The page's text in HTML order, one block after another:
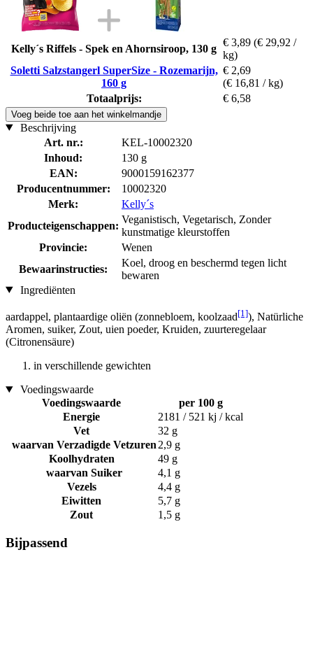
Kelly´s Riffels - Spek en Ahornsiroop, 130 g
€ 3,89 (€ 29,92 /
kg)
Soletti Salzstangerl SuperSize - Rozemarijn,
160 g
€ 2,69
(€ 16,81 / kg)
Totaalprijs:
€ 6,58
Voeg beide toe aan het winkelmandje
Beschrijving
Art. nr.:
KEL-10002320
Inhoud:
130 g
EAN:
9000159162377
Producentnummer:
10002320
Merk:
Kelly´s
Producteigenschappen:
Veganistisch, Vegetarisch, Zonder
kunstmatige kleurstoffen
Provincie:
Wenen
Bewaarinstructies:
Koel, droog en beschermd tegen licht
bewaren
Ingrediënten
aardappel, plantaardige oliën (zonnebloem, koolzaad[1]), Natürliche
Aromen, suiker, Zout, uien poeder, Kruiden, zuurteregelaar
(Citronensäure)
in verschillende gewichten
Voedingswaarde
Voedingswaarde
per 100 g
Energie
2181 / 521 kj / kcal
Vet
32 g
waarvan Verzadigde Vetzuren 2,9 g
Koolhydraten
49 g
waarvan Suiker
4,1 g
Vezels
4,4 g
Eiwitten
5,7 g
Zout
1,5 g
Bijpassend